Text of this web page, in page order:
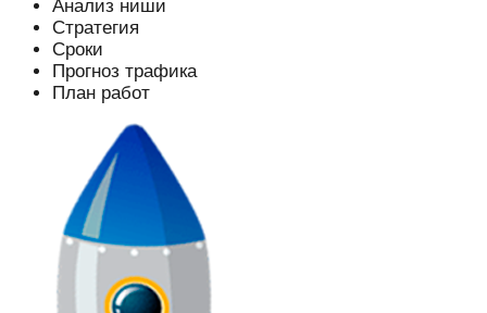
Анализ ниши
Стратегия
Cроки
Прогноз трафика
План работ